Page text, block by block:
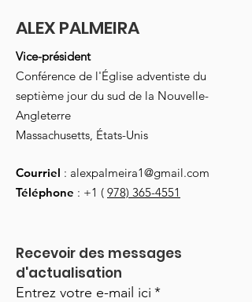
ALEX PALMEIRA
Vice-président
Conférence de l'Église adventiste du
septième jour du sud de la Nouvelle-
Angleterre
Massachusetts, États-Unis
Courriel : alexpalmeira1@gmail.com
Téléphone : +1 ( 978) 365-4551
Recevoir des messages
d'actualisation
Entrez votre e-mail ici *